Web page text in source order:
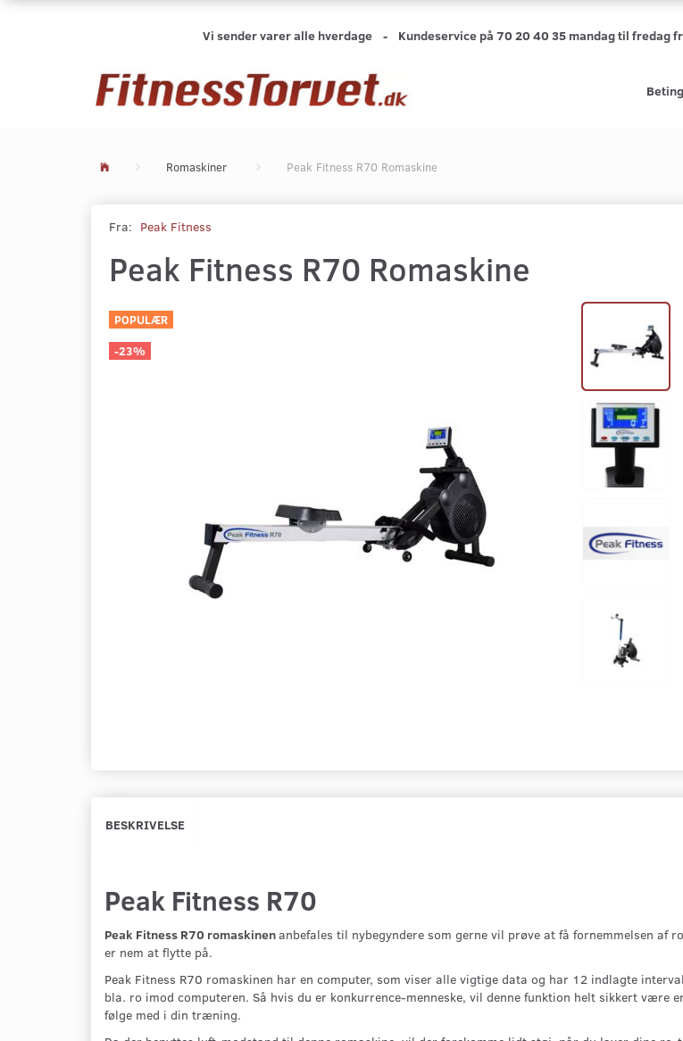
Vi sender varer alle hverdage - Kundeservice på 70 20 40 35 mandag til
Romaskiner Peak Fitness R70 Romaskine
Fra: Peak Fitness
Peak Fitness R70 Romaskine
POPULÆR
-23%
BESKRIVELSE
Peak Fitness R70
Peak Fitness R70 romaskinenanbefales til nybegyndere som gerne vil prøve at få fornemmelsen af
er nem at flytte på.
Peak Fitness R70 romaskinen har en computer, som viser alle vigtige data og har 12 indlagte
bla. ro imod computeren. Så hvis du er konkurrence-menneske, vil denne funktion helt sikkert
følge med i din træning.